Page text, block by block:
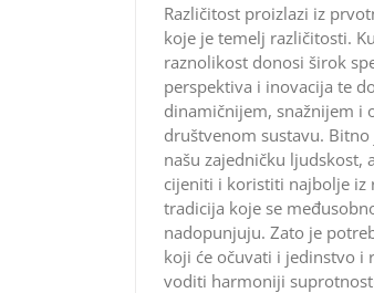
Različitost proizlazi iz
koje je temelj različitosti.
raznolikost donosi širok
perspektiva i inovacija te
dinamičnijem, snažnijem i
društvenom sustavu.
našu zajedničku ljudskost,
cijeniti i koristiti najbolje iz
tradicija koje se
nadopunjuju. Zato je
koji će očuvati i jedinstvo i
voditi harmoniji